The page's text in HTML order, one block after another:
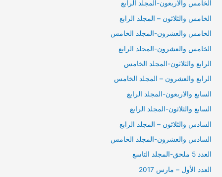
الخامس والاربعون-المجلد الرابع
الخامس والثلاثون – المجلد الرابع
الخامس والعشرون-المجلد الخامس
الخامس والعشرون-المجلد الرابع
الرابع والثلاثون-المجلد الخامس
الرابع والعشرون – المجلد الخامس
السابع والاربعون-المجلد الرابع
السابع والثلاثون-المجلد الرابع
السادس والثلاثون – المجلد الرابع
السادس والعشرون-المجلد الخامس
العدد 5 ملحق-المجلد التاسع
العدد الأول – مارس 2017